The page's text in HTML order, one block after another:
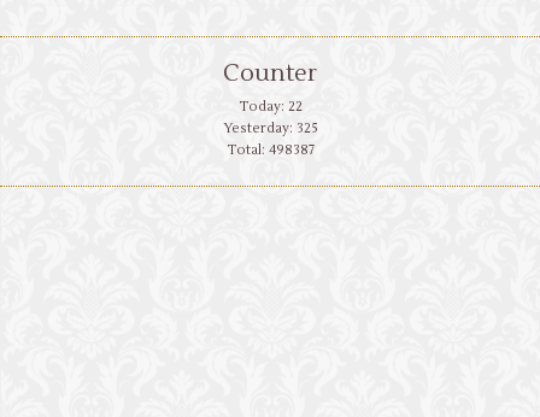
Counter
Today: 22
Yesterday: 325
Total: 498387